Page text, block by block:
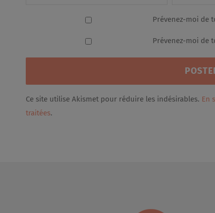
Prévenez-moi de
Prévenez-moi de
Ce site utilise Akismet pour réduire les indésirables. En
traitées.